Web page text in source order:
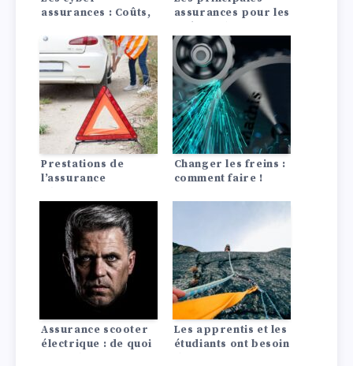
assurances : Coûts,
conseils alternatives
assurances pour les
Prestations de
l’assurance
qu’elle devrait
inclure !
Changer les freins :
comment faire !
Assurance scooter
électrique : de quoi
Les apprentis et les
étudiants ont besoin